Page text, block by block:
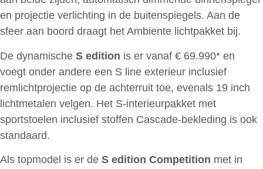
en projectie verlichting in de buitenspiegels. Aan de
sfeer aan boord draagt het Ambiente lichtpakket bij.
De dynamische S edition is er vanaf € 69.990* en
voegt onder andere een S line exterieur inclusief
remlichtprojectie op de achterruit toe, evenals 19 inch
lichtmetalen velgen. Het S-interieurpakket met
sportstoelen inclusief stoffen Cascade-bekleding is ook
standaard.
Als topmodel is er de S edition Competition met in